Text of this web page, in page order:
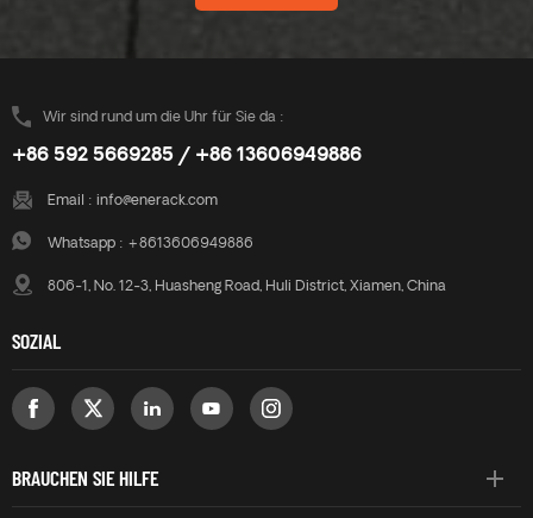
Wir sind rund um die Uhr für Sie da :
+86 592 5669285 / +86 13606949886
Email : info@enerack.com
Whatsapp : +8613606949886
806-1, No. 12-3, Huasheng Road, Huli District, Xiamen, China
SOZIAL
BRAUCHEN SIE HILFE